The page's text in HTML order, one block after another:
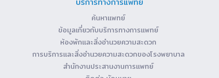
ค้นหาแพทย์
ข้อมูลเกี่ยวกับบริการทางการแพทย์
ห้องพักและสิ่งอำนวยความสะดวก
การบริการและสิ่งอำนวยความสะดวกของโรงพยาบาล
สำนักงานประสานงานการแพทย์